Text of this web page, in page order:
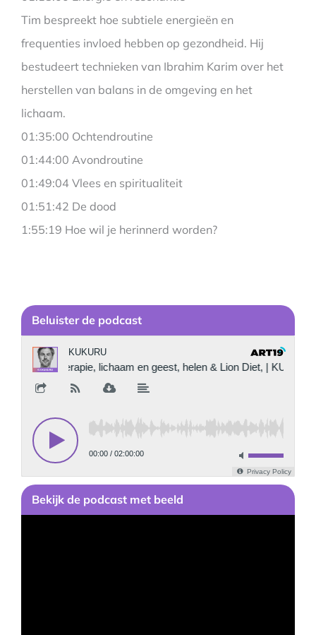
Tim bespreekt hoe subtiele energieën en
frequenties invloed hebben op gezondheid. Hij
bestudeert technieken van Ibrahim Karim over het
herstellen van balans in de omgeving en het
lichaam.
01:35:00 Ochtendroutine
01:44:00 Avondroutine
01:49:04 Vlees en spiritualiteit
01:51:42 De dood
1:55:19 Hoe wil je herinnerd worden?
Beluister de podcast
Bekijk de podcast met beeld